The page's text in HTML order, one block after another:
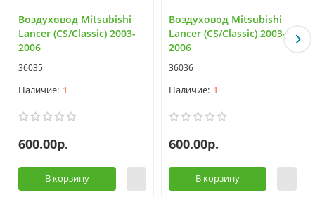
Воздуховод Mitsubishi
Lancer (CS/Classic) 2003-
2006
36035
1
600.00р.
В корзину
Воздуховод Mitsubishi
Lancer (CS/Classic) 2003-
2006
36036
1
600.00р.
В корзину